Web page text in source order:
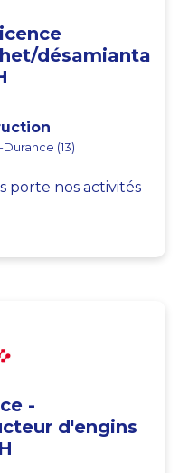
désamianta
(13)
porte nos activités
-
d'engins